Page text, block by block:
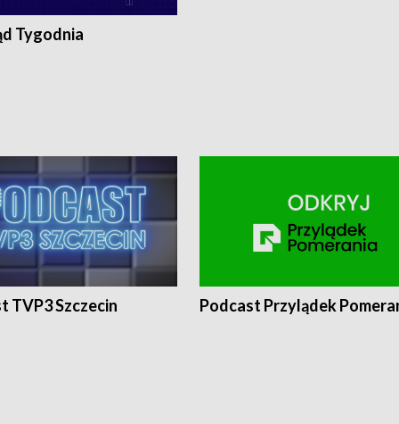
Tygodnia
TVP3 Szczecin Podcast Przylądek